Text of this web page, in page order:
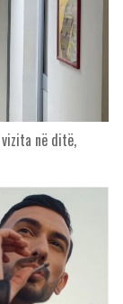
në ditë,